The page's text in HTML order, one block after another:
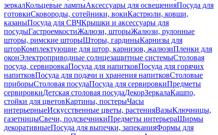
зеркалКольцевые лампыАксессуары для освещенияПосуда для
готовкиСковороды, сотейники, вокиКастрюли, ковши,
казаныПосуда для СВЧКрышки и аксессуары для
посудыГастроемкостиЖалюзи, шторыЖалюзи, рулонные
шторы, римские шторыШторы, гардиныКарнизы для
шторКомплектующие для штор, карнизов, жалюзиПленки для
оконЭлектроприводные солнцезащитные системыСтоловая
посуда, сервировкаПосуда для напитковПосуда для горячих
напитковПосуда для подачи и хранения напитковСтоловые
приборыСтоловая посудаПосуда для сервировкиПредметы
сервировкиДетская столовая посудаДекорЗеркалаКашпо,
стойки для цветовКартины, постерыЧасы
интерьерныеИскусственные цветы, растенияВазыКлючницы,
газетницыСвечи, подсвечникиПредметы интерьераШирмы
декоративныеПосуда для выпечки, запеканияФормы для